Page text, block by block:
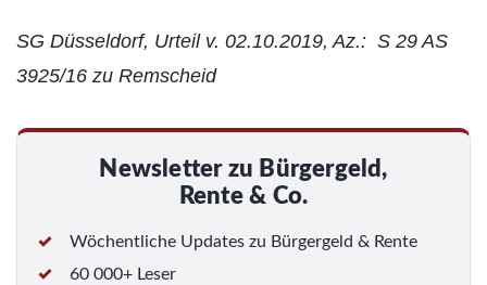
SG Düsseldorf, Urteil v. 02.10.2019, Az.: S 29 AS
3925/16 zu Remscheid
Newsletter zu Bürgergeld,
Rente & Co.
Wöchentliche Updates zu Bürgergeld & Rente
60 000+ Leser